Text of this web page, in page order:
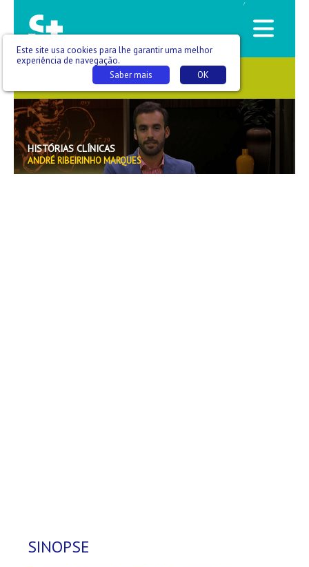
/
SAÚDE QUE SE VÊ
HISTÓRIAS CLÍNICAS
ANDRÉ RIBEIRINHO MARQUES
SINOPSE
Este site usa cookies para lhe garantir uma melhor
experiência de navegação.
OK
Saber mais